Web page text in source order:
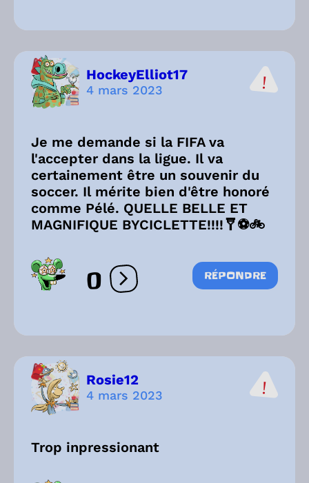
HockeyElliot17
4 mars 2023
Je me demande si la FIFA va
l'accepter dans la ligue. Il va
certainement être un souvenir du
soccer. Il mérite bien d'être honoré
comme Pélé. QUELLE BELLE ET
MAGNIFIQUE BYCICLETTE!!!!🩼⚽🚲
0 Ouvrir les réactions
RÉPONDRE
Rosie12
4 mars 2023
Trop inpressionant